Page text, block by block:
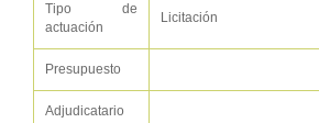
Tipo de
actuación
Licitación
Presupuesto
Adjudicatario